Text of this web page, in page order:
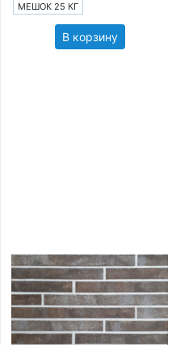
МЕШОК 25 КГ
В корзину